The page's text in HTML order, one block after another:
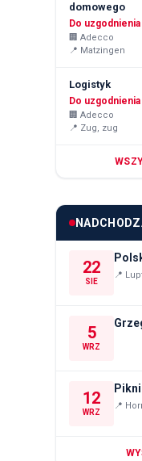
domowego
Do uzgodnienia
🏢 Adecco
📍 Matzingen
Logistyk
Do uzgodnienia
🏢 Adecco
📍 Zug, zug
22
SIE
📍
5
WRZ
12
WRZ
📍